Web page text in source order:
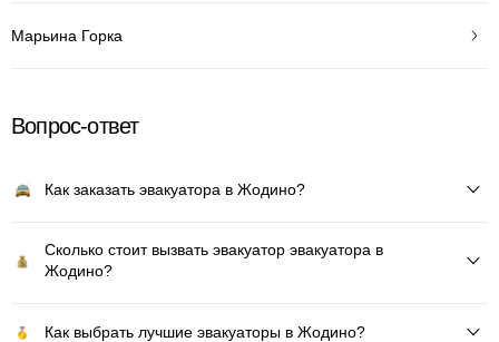
Марьина Горка
Вопрос-ответ
Как заказать эвакуатора в Жодино?
Сколько стоит вызвать эвакуатор эвакуатора в
Жодино?
Как выбрать лучшие эвакуаторы в Жодино?